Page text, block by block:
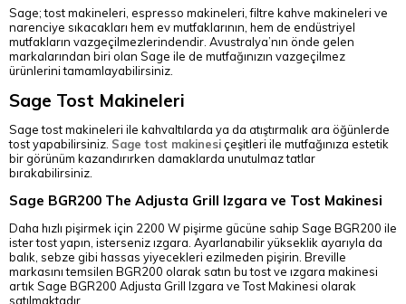
Sage; tost makineleri, espresso makineleri, filtre kahve makineleri ve
narenciye sıkacakları hem ev mutfaklarının, hem de endüstriyel
mutfakların vazgeçilmezlerindendir. Avustralya’nın önde gelen
markalarından biri olan Sage ile de mutfağınızın vazgeçilmez
ürünlerini tamamlayabilirsiniz.
Sage Tost Makineleri
Sage tost makineleri ile kahvaltılarda ya da atıştırmalık ara öğünlerde
tost yapabilirsiniz. Sage tost makinesi çeşitleri ile mutfağınıza estetik
bir görünüm kazandırırken damaklarda unutulmaz tatlar
bırakabilirsiniz.
Sage BGR200 The Adjusta Grill Izgara ve Tost Makinesi
Daha hızlı pişirmek için 2200 W pişirme gücüne sahip Sage BGR200 ile
ister tost yapın, isterseniz ızgara. Ayarlanabilir yükseklik ayarıyla da
balık, sebze gibi hassas yiyecekleri ezilmeden pişirin. Breville
markasını temsilen BGR200 olarak satın bu tost ve ızgara makinesi
artık Sage BGR200 Adjusta Grill Izgara ve Tost Makinesi olarak
satılmaktadır.